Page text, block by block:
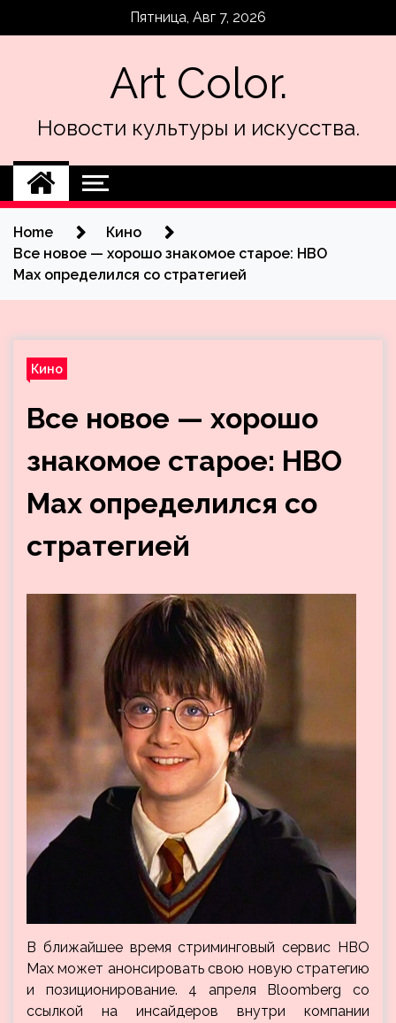
Пятница, Авг 7, 2026
Art Color.
Новости культуры и искусства.
Home
Кино
Все новое — хорошо знакомое старое: HBO
Max определился со стратегией
Кино
Все новое — хорошо
знакомое старое: HBO
Max определился со
стратегией
В ближайшее время стриминговый сервис HBO
Max может анонсировать свою новую стратегию
и позиционирование. 4 апреля Bloomberg со
ссылкой на инсайдеров внутри компании